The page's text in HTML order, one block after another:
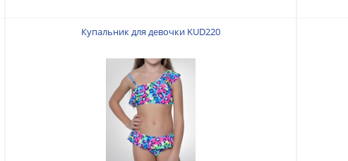
Купальник для девочки KUD220